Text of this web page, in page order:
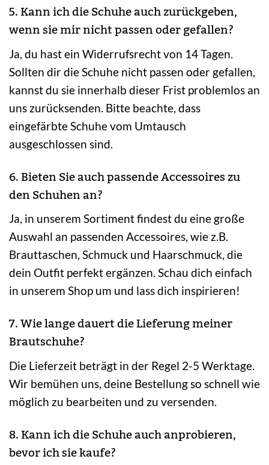
5. Kann ich die Schuhe auch zurückgeben,
wenn sie mir nicht passen oder gefallen?
Ja, du hast ein Widerrufsrecht von 14 Tagen.
Sollten dir die Schuhe nicht passen oder gefallen,
kannst du sie innerhalb dieser Frist problemlos an
uns zurücksenden. Bitte beachte, dass
eingefärbte Schuhe vom Umtausch
ausgeschlossen sind.
6. Bieten Sie auch passende Accessoires zu
den Schuhen an?
Ja, in unserem Sortiment findest du eine große
Auswahl an passenden Accessoires, wie z.B.
Brauttaschen, Schmuck und Haarschmuck, die
dein Outfit perfekt ergänzen. Schau dich einfach
in unserem Shop um und lass dich inspirieren!
7. Wie lange dauert die Lieferung meiner
Brautschuhe?
Die Lieferzeit beträgt in der Regel 2-5 Werktage.
Wir bemühen uns, deine Bestellung so schnell wie
möglich zu bearbeiten und zu versenden.
8. Kann ich die Schuhe auch anprobieren,
bevor ich sie kaufe?